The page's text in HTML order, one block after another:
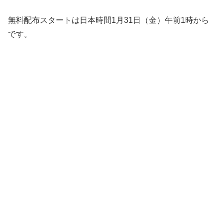
無料配布スタートは日本時間1月31日（金）午前1時から
です。